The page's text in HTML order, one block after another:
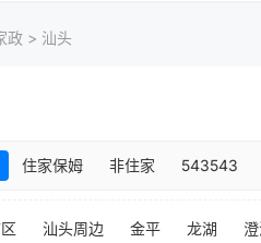
政 > 汕头
住家保姆 非住家 543543
汕头周边 金平 龙湖